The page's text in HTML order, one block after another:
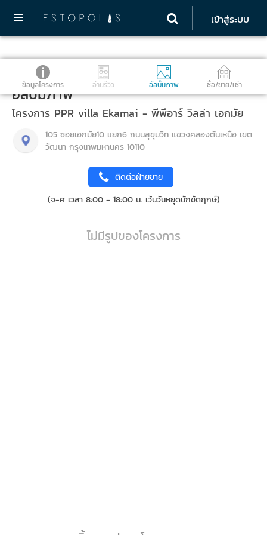
เข้าสู่ระบบ
ข้อมูลโครงการ อ่านรีวิว อัลบั้มภาพ ซื้อ/ขาย/เช่า
อัลบั้มภาพ
โครงการ PPR villa Ekamai - พีพีอาร์ วิลล่า เอกมัย
105 ซอยเอกมัย10 แยก6 ถนนสุขุมวิท แขวงคลองตันเหนือ เขต
วัฒนา กรุงเทพมหานคร 10110
ติดต่อฝ่ายขาย
(จ-ศ เวลา 8:00 - 18:00 น. เว้นวันหยุดนักขัตฤกษ์)
ไม่มีรูปของโครงการ